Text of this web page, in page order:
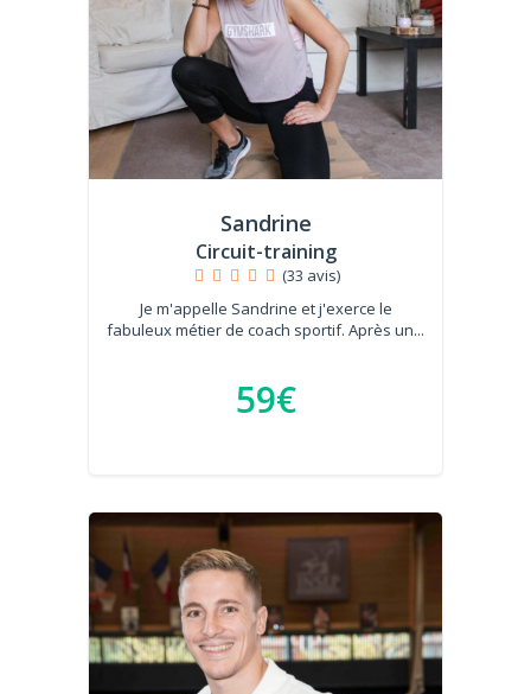
Sandrine
Circuit-training
(33 avis)
Je m'appelle Sandrine et j'exerce le
fabuleux métier de coach sportif. Après un...
59€